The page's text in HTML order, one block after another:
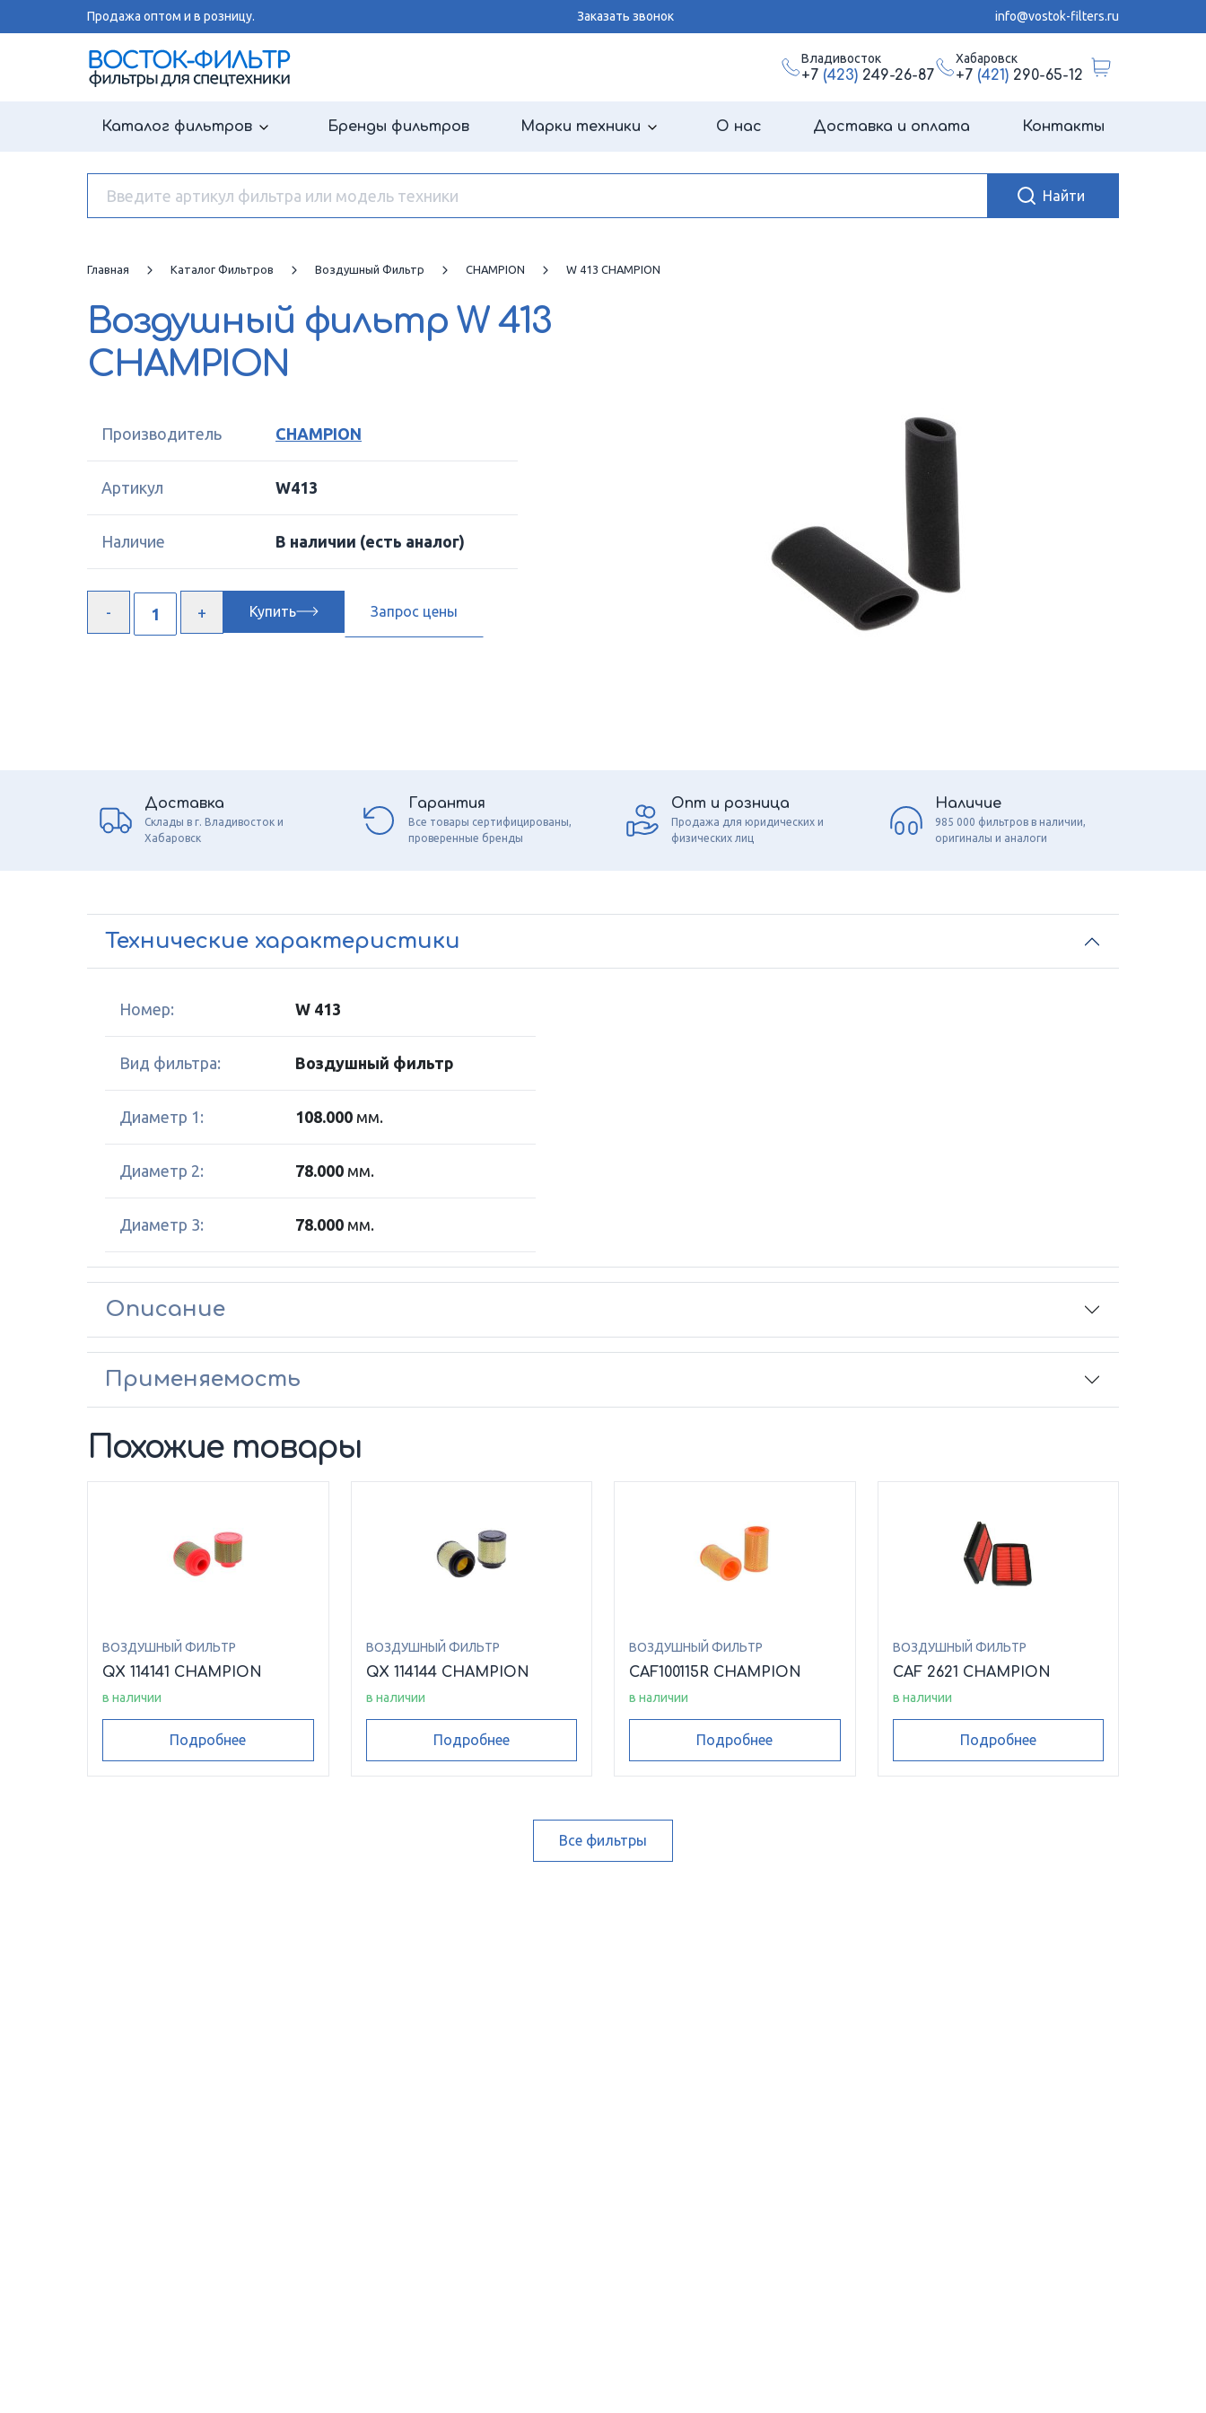
Продажа оптом и в розницу. Заказать звонок info@vostok-filters.ru
Владивосток
+7 (423)249-26-87
Хабаровск
+7 (421)290-65-12
Каталог фильтров Бренды фильтров Марки техники О нас Доставка и оплата Контакты
Главная Каталог Фильтров Воздушный Фильтр CHAMPION W 413 CHAMPION
Воздушный фильтр W 413
CHAMPION
Производитель CHAMPION
Артикул W413
Наличие В наличии (есть аналог)
Купить Запрос цены
Доставка
Склады в г. Владивосток и
Хабаровск
Гарантия
Все товары сертифицированы,
проверенные бренды
Опт и розница
Продажа для юридических и
физических лиц
Наличие
985 000 фильтров в наличии,
оригиналы и аналоги
Технические характеристики
Номер: W 413
Вид фильтра: Воздушный фильтр
Диаметр 1: 108.000 мм.
Диаметр 2: 78.000 мм.
Диаметр 3: 78.000 мм.
Описание
Применяемость
Похожие товары
ВОЗДУШНЫЙ ФИЛЬТР
QX 114141 CHAMPION
в наличии
Подробнее
ВОЗДУШНЫЙ ФИЛЬТР
QX 114144 CHAMPION
в наличии
Подробнее
ВОЗДУШНЫЙ ФИЛЬТР
CAF100115R CHAMPION
в наличии
Подробнее
ВОЗДУШНЫЙ ФИЛЬТР
CAF 2621 CHAMPION
в наличии
Подробнее
Все фильтры